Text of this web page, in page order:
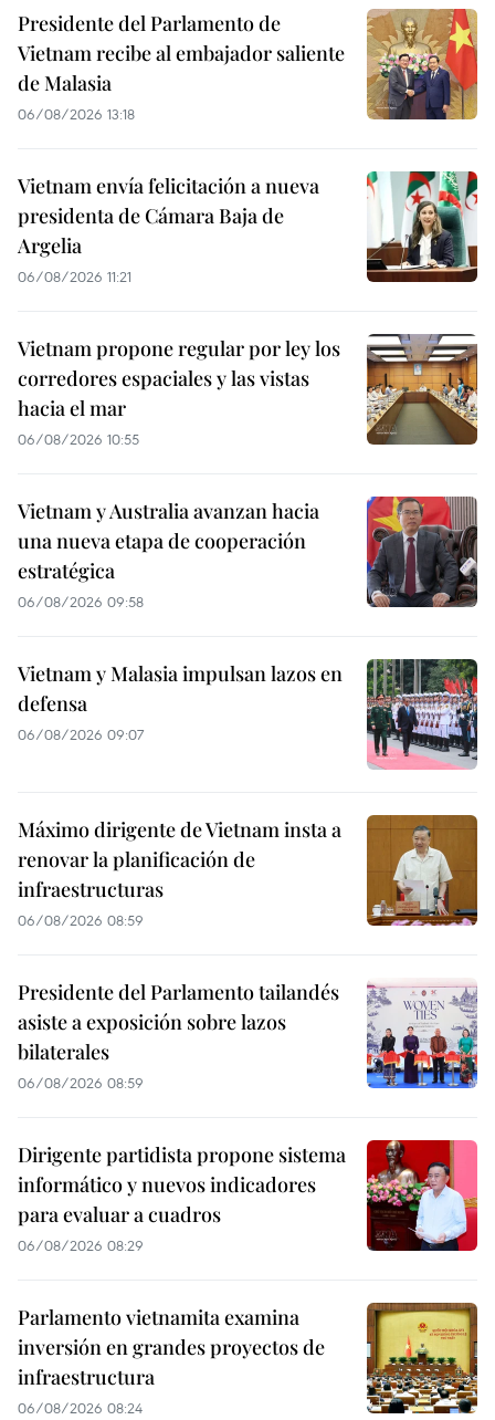
Presidente del Parlamento de
Vietnam recibe al embajador saliente
de Malasia
06/08/2026 13:18
Vietnam envía felicitación a nueva
presidenta de Cámara Baja de
Argelia
06/08/2026 11:21
Vietnam propone regular por ley los
corredores espaciales y las vistas
hacia el mar
06/08/2026 10:55
Vietnam y Australia avanzan hacia
una nueva etapa de cooperación
estratégica
06/08/2026 09:58
Vietnam y Malasia impulsan lazos en
defensa
06/08/2026 09:07
Máximo dirigente de Vietnam insta a
renovar la planificación de
infraestructuras
06/08/2026 08:59
Presidente del Parlamento tailandés
asiste a exposición sobre lazos
bilaterales
06/08/2026 08:59
Dirigente partidista propone sistema
informático y nuevos indicadores
para evaluar a cuadros
06/08/2026 08:29
Parlamento vietnamita examina
inversión en grandes proyectos de
infraestructura
06/08/2026 08:24